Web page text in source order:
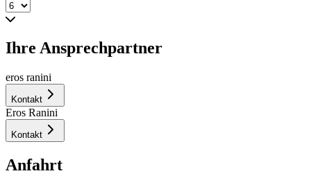
Ihre Ansprechpartner
eros ranini
Kontakt
Eros Ranini
Kontakt
Anfahrt